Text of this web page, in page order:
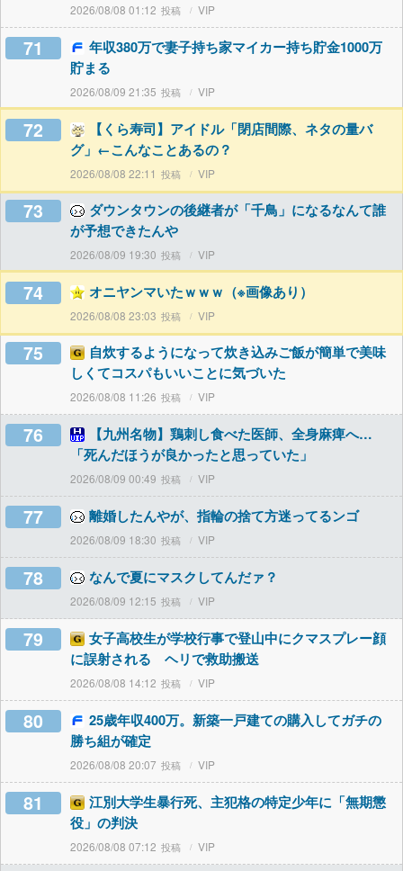
2026/08/08 01:12 VIP
71
年収380万で妻子持ち家マイカー持ち貯金1000万
貯まる
2026/08/09 21:35 VIP
72
【くら寿司】アイドル「閉店間際、ネタの量バ
グ」←こんなことあるの？
2026/08/08 22:11 VIP
73
ダウンタウンの後継者が「千鳥」になるなんて誰
が予想できたんや
2026/08/09 19:30 VIP
74 オニヤンマいたｗｗｗ（※画像あり）
2026/08/08 23:03 VIP
75
自炊するようになって炊き込みご飯が簡単で美味
しくてコスパもいいことに気づいた
2026/08/08 11:26 VIP
76
【九州名物】鶏刺し食べた医師、全身麻痺へ…
「死んだほうが良かったと思っていた」
2026/08/09 00:49 VIP
77 離婚したんやが、指輪の捨て方迷ってるンゴ
2026/08/09 18:30 VIP
78 なんで夏にマスクしてんだァ？
2026/08/09 12:15 VIP
79
女子高校生が学校行事で登山中にクマスプレー顔
に誤射される ヘリで救助搬送
2026/08/08 14:12 VIP
80
25歳年収400万。新築一戸建ての購入してガチの
勝ち組が確定
2026/08/08 20:07 VIP
81
江別大学生暴行死、主犯格の特定少年に「無期懲
役」の判決
2026/08/08 07:12 VIP